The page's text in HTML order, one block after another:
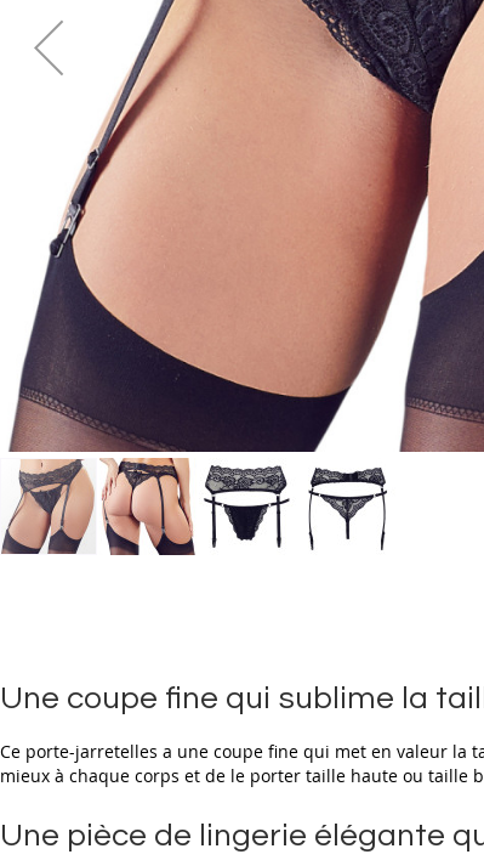
the
images
Une coupe fine qui sublime la
Ce porte-jarretelles a une coupe fine qui met en valeur la
mieux à chaque corps et de le porter taille haute ou
Une pièce de lingerie élégante